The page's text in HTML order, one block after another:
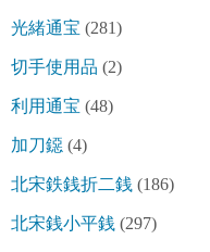
光緒通宝 (281)
切手使用品 (2)
利用通宝 (48)
加刀鐚 (4)
北宋鉄銭折二銭 (186)
北宋銭小平銭 (297)